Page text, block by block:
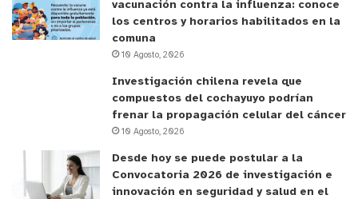
vacunación contra la influenza: conoce
los centros y horarios habilitados en la
comuna
10 Agosto, 2026
Investigación chilena revela que
compuestos del cochayuyo podrían
frenar la propagación celular del cáncer
10 Agosto, 2026
Desde hoy se puede postular a la
Convocatoria 2026 de investigación e
innovación en seguridad y salud en el